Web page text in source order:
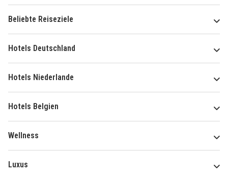
Beliebte Reiseziele
Hotels Deutschland
Hotels Niederlande
Hotels Belgien
Wellness
Luxus